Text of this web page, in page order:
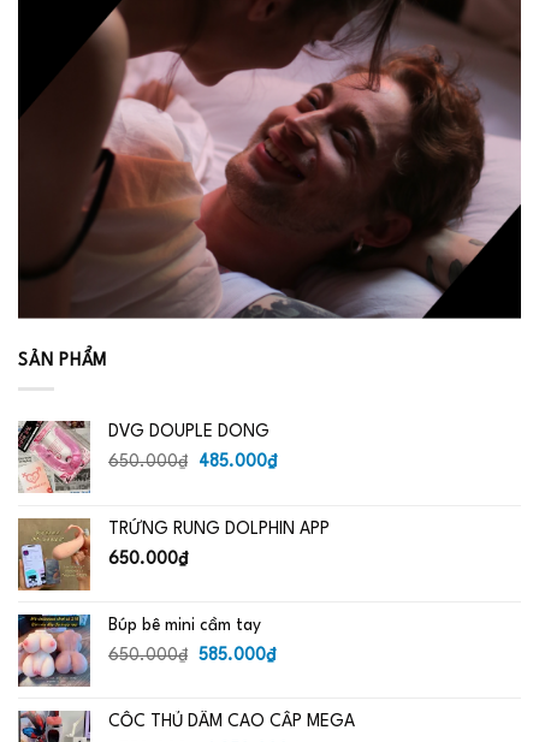
SẢN PHẨM
DVG DOUPLE DONG
650.000₫
Giá
650.000₫.
485.000₫Giá
là:
TRỨNG RUNG DOLPHIN APP
650.000₫
Búp bê mini cầm tay
650.000₫
Giá
650.000₫.
585.000₫Giá
là:
CỐC THỦ DÂM CAO CẤP MEGA